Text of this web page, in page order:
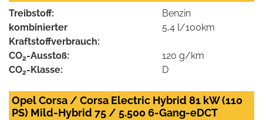
Treibstoff:
Benzin
kombinierter
Kraftstoffverbrauch:
5,4 l/100km
CO2-Ausstoß:
120 g/km
CO2-Klasse: D
Opel Corsa / Corsa Electric Hybrid 81 kW (110
PS) Mild-Hybrid 75 / 5.500 6-Gang-eDCT